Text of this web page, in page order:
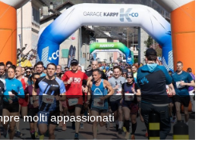
molti appassionati